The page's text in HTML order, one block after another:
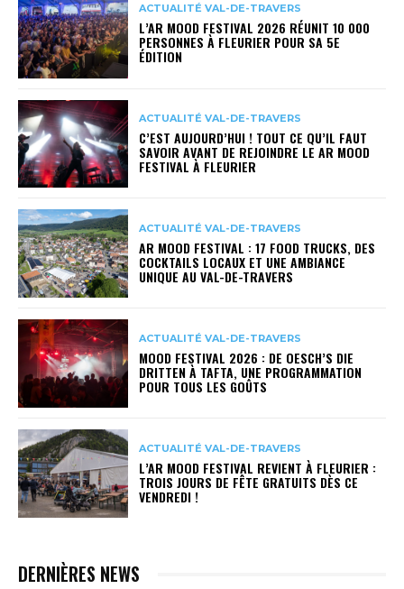
ACTUALITÉ VAL-DE-TRAVERS
L’AR MOOD FESTIVAL 2026 RÉUNIT 10 000
PERSONNES À FLEURIER POUR SA 5E
ÉDITION
ACTUALITÉ VAL-DE-TRAVERS
C’EST AUJOURD’HUI ! TOUT CE QU’IL FAUT
SAVOIR AVANT DE REJOINDRE LE AR MOOD
FESTIVAL À FLEURIER
ACTUALITÉ VAL-DE-TRAVERS
AR MOOD FESTIVAL : 17 FOOD TRUCKS, DES
COCKTAILS LOCAUX ET UNE AMBIANCE
UNIQUE AU VAL-DE-TRAVERS
ACTUALITÉ VAL-DE-TRAVERS
MOOD FESTIVAL 2026 : DE OESCH’S DIE
DRITTEN À TAFTA, UNE PROGRAMMATION
POUR TOUS LES GOÛTS
ACTUALITÉ VAL-DE-TRAVERS
L’AR MOOD FESTIVAL REVIENT À FLEURIER :
TROIS JOURS DE FÊTE GRATUITS DÈS CE
VENDREDI !
DERNIÈRES NEWS